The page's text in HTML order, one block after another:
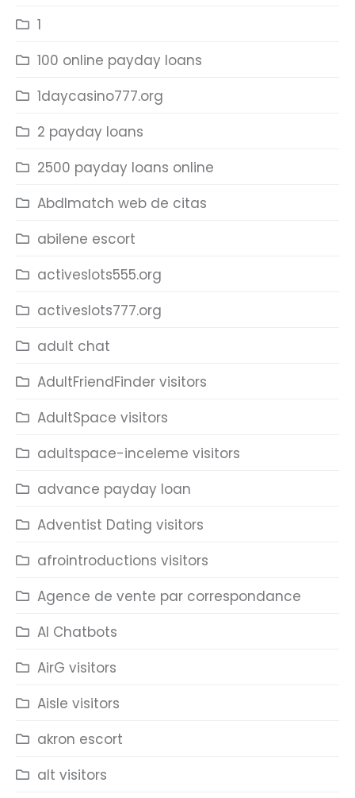
1
100 online payday loans
1daycasino777.org
2 payday loans
2500 payday loans online
Abdlmatch web de citas
abilene escort
activeslots555.org
activeslots777.org
adult chat
AdultFriendFinder visitors
AdultSpace visitors
adultspace-inceleme visitors
advance payday loan
Adventist Dating visitors
afrointroductions visitors
Agence de vente par correspondance
AI Chatbots
AirG visitors
Aisle visitors
akron escort
alt visitors